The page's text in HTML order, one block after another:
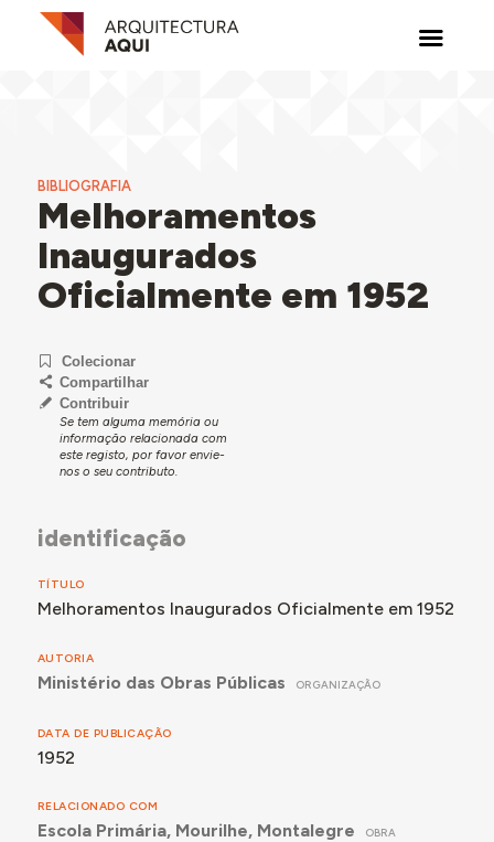
BIBLIOGRAFIA
Melhoramentos
Inaugurados
Oficialmente em 1952
Colecionar
Compartilhar
Contribuir
Se tem alguma memória ou
informação relacionada com
este registo, por favor envie-
nos o seu contributo.
identificação
TÍTULO
Melhoramentos Inaugurados Oficialmente em 1952
AUTORIA
Ministério das Obras Públicas ORGANIZAÇÃO
DATA DE PUBLICAÇÃO
1952
RELACIONADO COM
Escola Primária, Mourilhe, Montalegre OBRA